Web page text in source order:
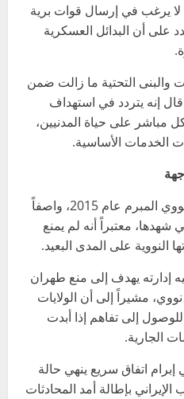
لا يرغب في إرسال قوات برية
على أن البدائل العسكرية
والبنى التحتية ما زالت ضمن
قال إنه يتردد في استهداف
مباشر على حياة المدنيين،
الخدمات الأساسية.
وجدد ترمب انتقاده للاتفاق النووي المبرم عام 2015، واصفاً
شهدها، معتبراً أنه لم يمنع
النووية على المدى البعيد.
إدارته يهدف إلى منع طهران
مشيراً إلى أن الولايات
إلى تفاهم إذا أبدت
الجارية.
اتفاق سريع ينهي حالة
الإيراني بإطالة أمد المحادثات